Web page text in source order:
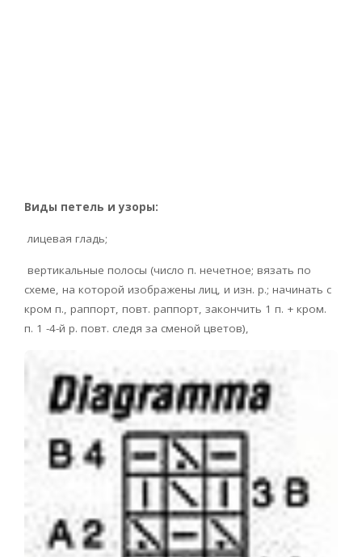
Виды петель и узоры:
лицевая гладь;
вертикальные полосы (число п. нечетное; вязать по
схеме, на которой изображены лиц, и изн. р.; начинать с
кром п., раппорт, повт. раппорт, закончить 1 п. + кром.
п. 1 -4-й р. повт. следя за сменой цветов),